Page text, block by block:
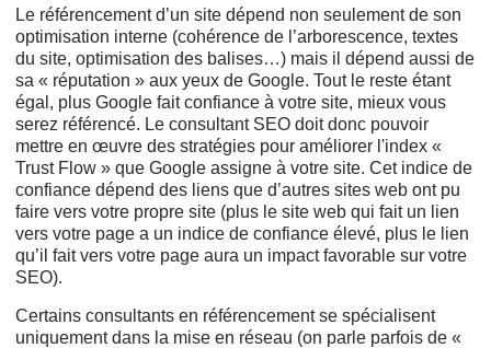
Le référencement d’un site dépend non seulement de son
optimisation interne (cohérence de l’arborescence, textes
du site, optimisation des balises…) mais il dépend aussi de
sa « réputation » aux yeux de Google. Tout le reste étant
égal, plus Google fait confiance à votre site, mieux vous
serez référencé. Le consultant SEO doit donc pouvoir
mettre en œuvre des stratégies pour améliorer l'index «
Trust Flow » que Google assigne à votre site. Cet indice de
confiance dépend des liens que d’autres sites web ont pu
faire vers votre propre site (plus le site web qui fait un lien
vers votre page a un indice de confiance élevé, plus le lien
qu’il fait vers votre page aura un impact favorable sur votre
SEO).
Certains consultants en référencement se spécialisent
uniquement dans la mise en réseau (on parle parfois de «